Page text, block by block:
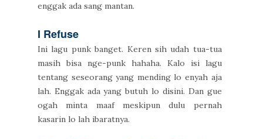
enggak ada sang mantan.
I Refuse
Ini lagu punk banget. Keren sih udah tua-tua
masih bisa nge-punk hahaha. Kalo isi lagu
tentang seseorang yang mending lo enyah aja
lah. Enggak ada yang butuh lo disini. Dan gue
ogah minta maaf meskipun dulu pernah
kasarin lo lah ibaratnya.